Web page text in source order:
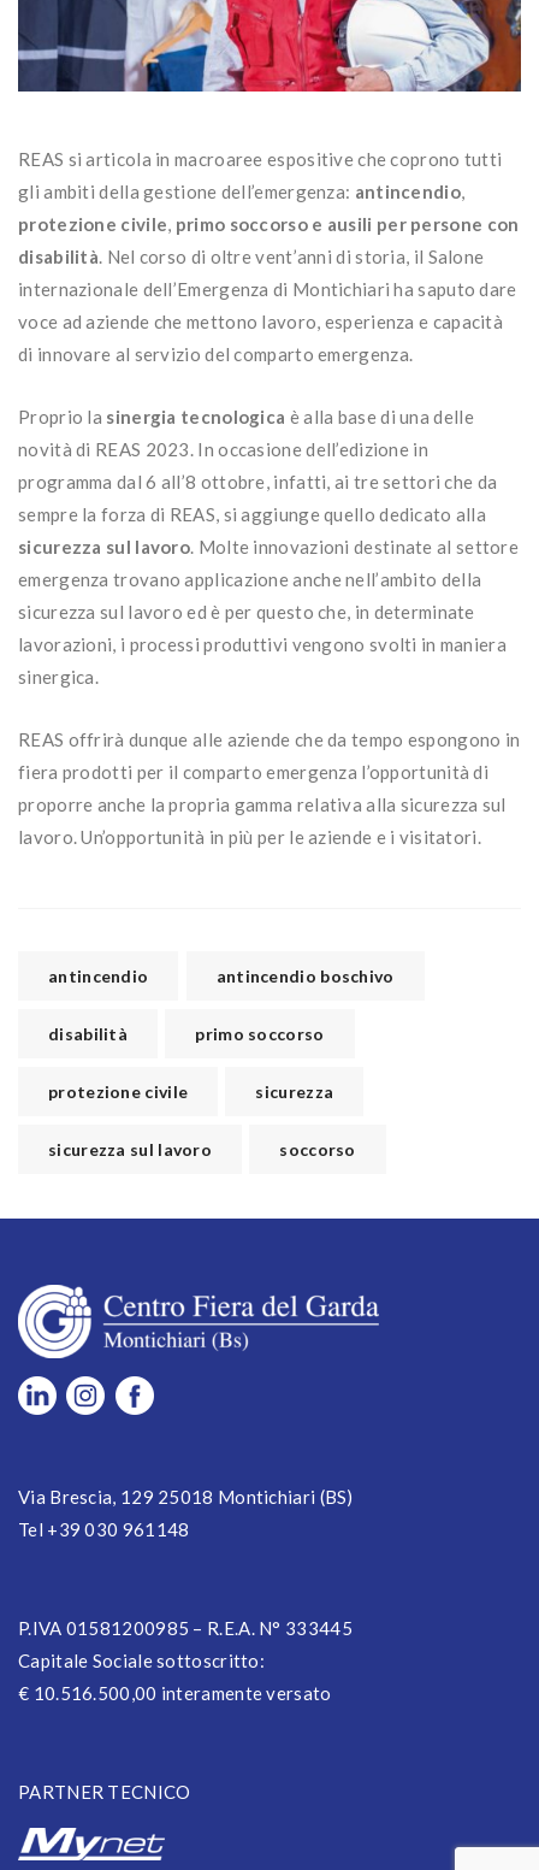
REAS si articola in macroaree espositive che coprono tutti
gli ambiti della gestione dell’emergenza: antincendio,
protezione civile primo soccorso e ausili per persone con
disabilità . Nel corso di oltre vent’anni di storia, il Salone
internazionale dell’Emergenza di Montichiari ha saputo dare
voce ad aziende che mettono lavoro, esperienza e capacità
di innovare al servizio del comparto emergenza.
Proprio la sinergia tecnologica è alla base di una delle
novità di REAS 2023. In occasione dell’edizione in
programma dal 6 all’8 ottobre, infatti, ai tre settori che da
sempre la forza di REAS, si aggiunge quello dedicato alla
sicurezza sul lavoro . Molte innovazioni destinate al settore
emergenza trovano applicazione anche nell’ambito della
sicurezza sul lavoro ed è per questo che, in determinate
lavorazioni, i processi produttivi vengono svolti in maniera
sinergica.
REAS offrirà dunque alle aziende che da tempo espongono in
fiera prodotti per il comparto emergenza l’opportunità di
proporre anche la propria gamma relativa alla sicurezza sul
lavoro. Un’opportunità in più per le aziende e i visitatori.
antincendio antincendio boschivo
disabilità primo soccorso
protezione civile sicurezza
sicurezza sul lavoro soccorso
Via Brescia, 129 25018 Montichiari (BS)
Tel +39 030 961148
P.IVA 01581200985 – R.E.A. N° 333445
Capitale Sociale sottoscritto:
€ 10.516.500,00 interamente versato
PARTNER TECNICO